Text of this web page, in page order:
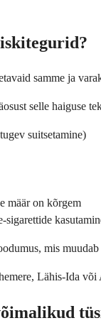
samme ja
selle haiguse
suitsetamine)
määr on kõrgem
sigarettide
mis
Lähis-Ida